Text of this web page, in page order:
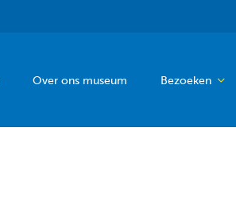
Over ons museum Bezoeken